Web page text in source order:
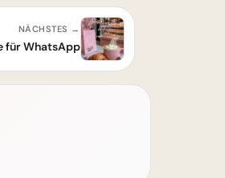
NÄCHSTES →
für WhatsApp